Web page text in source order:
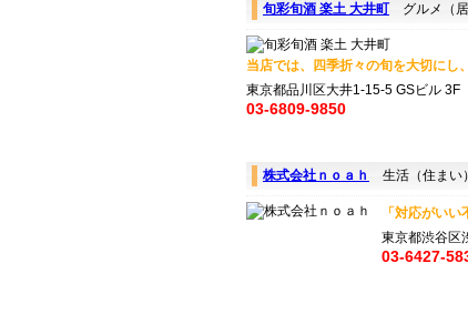
旬彩旬酒 楽土 大井町 グルメ（居
当店では、四季折々の旬を大切に
東京都品川区大井1-15-5 GSビル 3F
03-6809-9850
株式会社ｎｏａｈ 生活（住まい）
「対応がい
東京都渋谷区
03-6427-